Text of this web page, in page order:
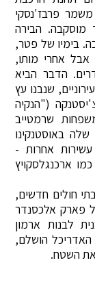
פרבז'נסקי
מוסקבה. הבירה
בימיו של פטר,
אבל אחרי מותו,
הדבר הביא
שנבנו עץ
("הנקיה
שרמטייב
באוסטנקינו
משפחות עשירות אחרות -
ארכנגלסקויץ
חולים חדשים,
פארק אלכסנדר
לבנות ארמון
הושלם,
את השטח.